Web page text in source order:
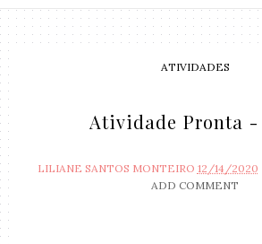
ATIVIDADES
Atividade Pronta -
LILIANE SANTOS MONTEIRO 12/14/2020
ADD COMMENT